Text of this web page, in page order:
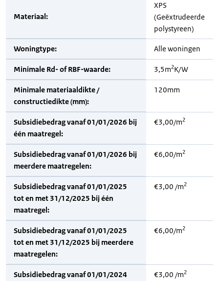
Materiaal:
XPS
(Geëxtrudeerde
polystyreen)
Woningtype: Alle woningen
Minimale Rd- of RBF-waarde: 3,5m2K/W
Minimale materiaaldikte /
constructiedikte (mm):
120mm
Subsidiebedrag vanaf 01/01/2026 bij
één maatregel:
€3,00/m2
Subsidiebedrag vanaf 01/01/2026 bij
meerdere maatregelen:
€6,00/m2
Subsidiebedrag vanaf 01/01/2025
tot en met 31/12/2025 bij één
maatregel:
€3,00 /m2
Subsidiebedrag vanaf 01/01/2025
tot en met 31/12/2025 bij meerdere
maatregelen:
€6,00/m2
Subsidiebedrag vanaf 01/01/2024
€3,00 /m2